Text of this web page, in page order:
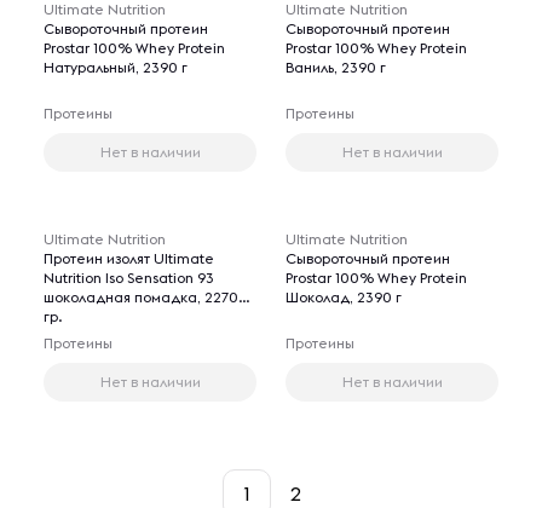
Ultimate Nutrition
Сывороточный протеин
Prostar 100% Whey Protein
Натуральный, 2390 г
Протеины
Нет в наличии
Ultimate Nutrition
Сывороточный протеин
Prostar 100% Whey Protein
Ваниль, 2390 г
Протеины
Нет в наличии
Ultimate Nutrition
Протеин изолят Ultimate
Nutrition Iso Sensation 93
шоколадная помадка, 2270
гр.
Протеины
Нет в наличии
Ultimate Nutrition
Сывороточный протеин
Prostar 100% Whey Protein
Шоколад, 2390 г
Протеины
Нет в наличии
1 2